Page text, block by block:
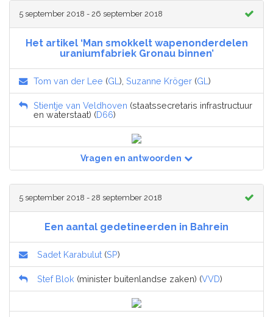
5 september 2018 - 26 september 2018
Het artikel ‘Man smokkelt wapenonderdelen
uraniumfabriek Gronau binnen’
Tom van der Lee (GL ), Suzanne Kröger (GL )
Stientje van Veldhoven (staatssecretaris infrastructuur
en waterstaat) (D66)
Vragen en antwoorden
5 september 2018 - 28 september 2018
Een aantal gedetineerden in Bahrein
Sadet Karabulut (SP)
Stef Blok (minister buitenlandse zaken) (VVD)